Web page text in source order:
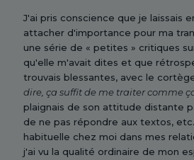
J'ai pris conscience que je laissais
attacher d'importance pour ma
une série de « petites » critiques
qu'elle m'avait dites et que
trouvais blessantes, avec le
dire, ça suffit de me traiter comme
plaignais de son attitude distante
de ne pas répondre aux textos,
habituelle chez moi dans mes
j'ai vu la qualité ordinaire de mon